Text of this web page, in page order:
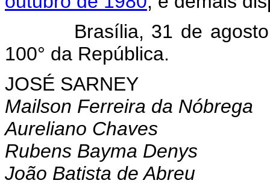
Brasília, 31 de agosto
100° da República.
JOSÉ SARNEY
Mailson Ferreira da Nóbrega
Aureliano Chaves
Rubens Bayma Denys
João Batista de Abreu